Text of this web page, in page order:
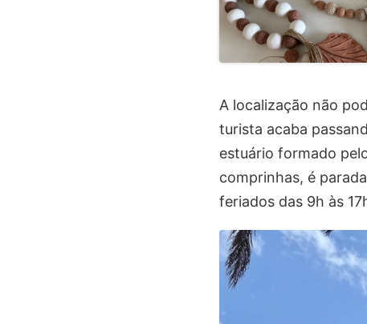
A localização não
turista acaba
estuário formado
comprinhas, é
feriados das 9h às